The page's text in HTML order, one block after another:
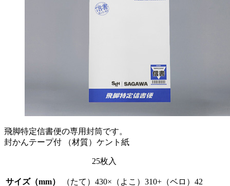
飛脚特定信書便の専用封筒です。
封かんテープ付 （材質）ケント紙
25枚入
サイズ（mm） （たて）430×（よこ）310+（ベロ）42